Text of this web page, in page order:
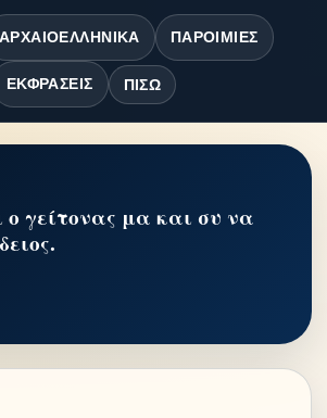
ΑΡΧΑΙΟΕΛΛΗΝΙΚΆ ΠΑΡΟΙΜΊΕΣ
ΕΚΦΡΆΣΕΙΣ ΠΊΣΩ
ο γείτονας μα και συ να